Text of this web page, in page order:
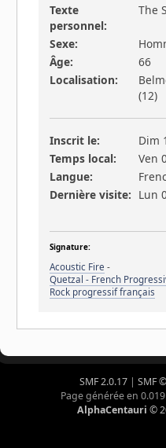
Texte
personnel:
The
Sexe:
Âge:
66
Localisation:
(12)
Inscrit le:
Dim
Temps local:
Ven
Langue:
Dernière visite: Lun
Signature:
Acoustic Fire -
Quetzal - French
Rock progressif français
SMF 2.0.17| SMF
Page générée en
AlphaCentauri ©